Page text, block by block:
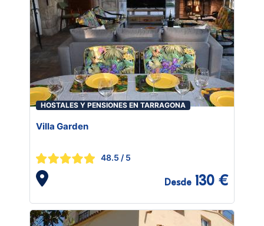
HOSTALES Y PENSIONES EN TARRAGONA
Villa Garden
48.5 / 5
Desde 130 €